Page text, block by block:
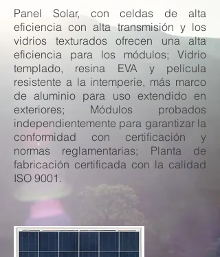
Panel Solar, con celdas de alta
eficiencia con alta transmisión y los
vidrios texturados ofrecen una alta
eficiencia para los módulos; Vidrio
templado, resina EVA y película
resistente a la intemperie, más marco
de aluminio para uso extendido en
exteriores; Módulos probados
independientemente para garantizar la
conformidad con certificación y
normas reglamentarias; Planta de
fabricación certificada con la calidad
ISO 9001.